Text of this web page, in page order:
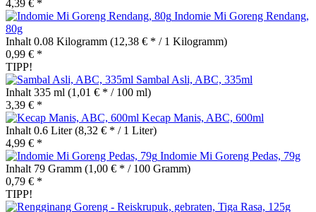
4,39 € *
Indomie Mi Goreng Rendang,
80g
Inhalt 0.08 Kilogramm (12,38 € * / 1 Kilogramm)
0,99 € *
TIPP!
Sambal Asli, ABC, 335ml
Inhalt 335 ml (1,01 € * / 100 ml)
3,39 € *
Kecap Manis, ABC, 600ml
Inhalt 0.6 Liter(8,32 € * / 1 Liter)
4,99 € *
Indomie Mi Goreng Pedas, 79g
Inhalt 79 Gramm (1,00 € * / 100 Gramm)
0,79 € *
TIPP!